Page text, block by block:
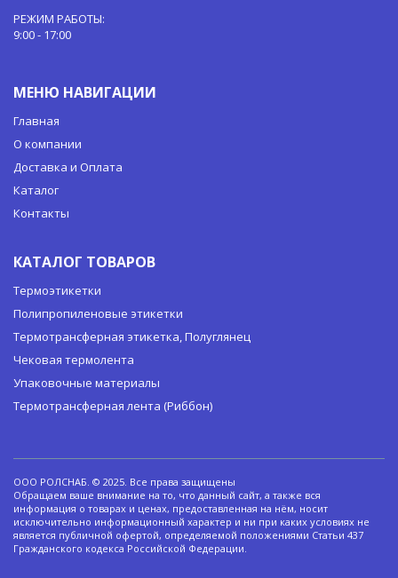
РЕЖИМ РАБОТЫ:
9:00 - 17:00
МЕНЮ НАВИГАЦИИ
Главная
О компании
Доставка и Оплата
Каталог
Контакты
КАТАЛОГ ТОВАРОВ
Термоэтикетки
Полипропиленовые этикетки
Термотрансферная этикетка, Полуглянец
Чековая термолента
Упаковочные материалы
Термотрансферная лента (Риббон)
ООО РОЛСНАБ. © 2025. Все права защищены
Обращаем ваше внимание на то, что данный сайт, а также вся
информация о товарах и ценах, предоставленная на нём, носит
исключительно информационный характер и ни при каких условиях не
является публичной офертой, определяемой положениями Статьи 437
Гражданского кодекса Российской Федерации.